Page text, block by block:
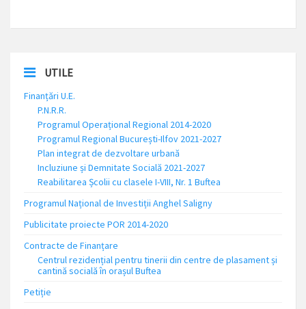
UTILE
Finanțări U.E.
P.N.R.R.
Programul Operațional Regional 2014-2020
Programul Regional București-Ilfov 2021-2027
Plan integrat de dezvoltare urbană
Incluziune și Demnitate Socială 2021-2027
Reabilitarea Școlii cu clasele I-VIII, Nr. 1 Buftea
Programul Național de Investiții Anghel Saligny
Publicitate proiecte POR 2014-2020
Contracte de Finanțare
Centrul rezidențial pentru tinerii din centre de plasament și
cantină socială în orașul Buftea
Petiție